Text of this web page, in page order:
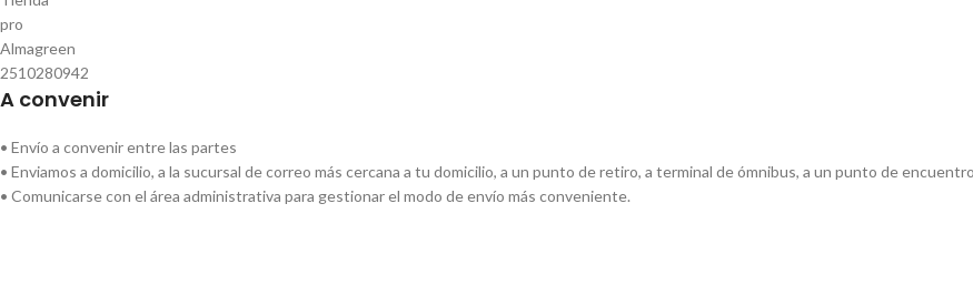
A convenir
• Envío a convenir entre las partes
• Enviamos a domicilio, a la sucursal de correo más cercana a tu domicilio, a un punto de retiro, a terminal de ómnibus, a un punto de
• Comunicarse con el área administrativa para gestionar el modo de envío más conveniente.